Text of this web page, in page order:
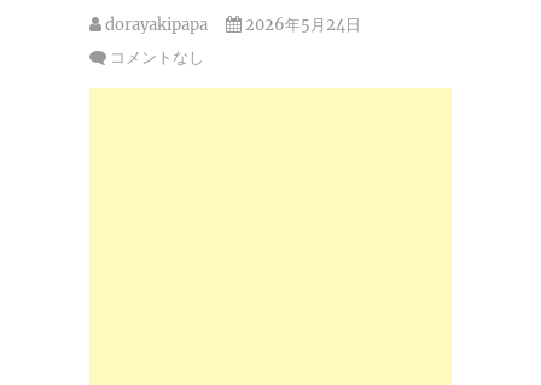
dorayakipapa
2026年5月24日
コメントなし